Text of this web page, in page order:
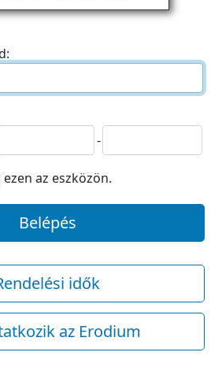
-
ezen az eszközön.
Belépés
idők
az Erodium